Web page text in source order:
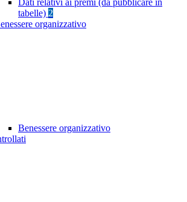
Dati relativi ai premi (da pubblicare in
tabelle) 2
organizzativo
Benessere organizzativo